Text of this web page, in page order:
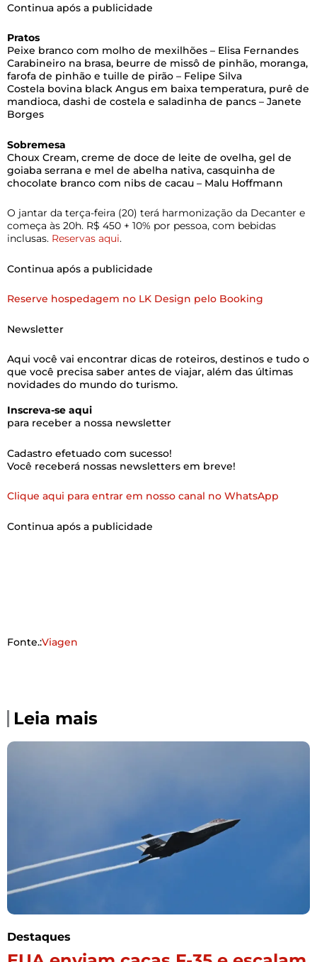
Continua após a publicidade
Pratos
Peixe branco com molho de mexilhões – Elisa Fernandes
Carabineiro na brasa, beurre de missô de pinhão, moranga,
farofa de pinhão e tuille de pirão – Felipe Silva
Costela bovina black Angus em baixa temperatura, purê de
mandioca, dashi de costela e saladinha de pancs – Janete
Borges
Sobremesa
Choux Cream, creme de doce de leite de ovelha, gel de
goiaba serrana e mel de abelha nativa, casquinha de
chocolate branco com nibs de cacau – Malu Hoffmann
O jantar da terça-feira (20) terá harmonização da Decanter e
começa às 20h. R$ 450 + 10% por pessoa, com bebidas
inclusas. Reservas aqui.
Continua após a publicidade
Reserve hospedagem no LK Design pelo Booking
Newsletter
Aqui você vai encontrar dicas de roteiros, destinos e tudo o
que você precisa saber antes de viajar, além das últimas
novidades do mundo do turismo.
Inscreva-se aqui
para receber a nossa newsletter
Cadastro efetuado com sucesso!
Você receberá nossas newsletters em breve!
Clique aqui para entrar em nosso canal no WhatsApp
Continua após a publicidade
Fonte.:Viagen
Leia mais
Destaques